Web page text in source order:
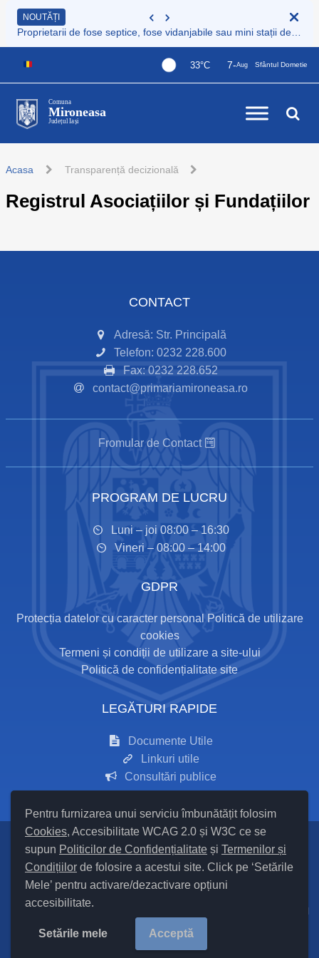
Pentru furnizarea unui serviciu îmbunătățit folosim
Cookies, Accesibilitate WCAG 2.0 și W3C ce se
supun Politicilor de Confidențialitate și Termenilor și
Condițiilor de folosire a acestui site. Click pe ‘Setările
Mele’ pentru activare/dezactivare opțiuni
accesibilitate.
Setările mele Acceptă
NOUTĂȚI
33°C 7-Aug Sfântul Dometie
Comuna
Mironeasa
Județul Iași
Acasa Transparență decizională
Registrul Asociațiilor și Fundațiilor
CONTACT
Adresă: Str. Principală
Telefon: 0232 228.600
Fax: 0232 228.652
contact@primariamironeasa.ro
Fromular de Contact
PROGRAM DE LUCRU
Luni – joi 08:00 – 16:30
Vineri – 08:00 – 14:00
GDPR
Protecția datelor cu caracter personal
Politică de utilizare
cookies
Termeni și condiții de utilizare a site-ului
Politică de confidențialitate site
LEGĂTURI RAPIDE
Documente Utile
Linkuri utile
Consultări publice
Setări Cookies și Accesibilitate
Cod Județ 24 / Județul Iași / Tipul UAT – 14 – C – Comună / Codul
SIRUTA al Unității Administrativ Teritoriale COMUNA Mironeasa
97875/ |Site Vechi